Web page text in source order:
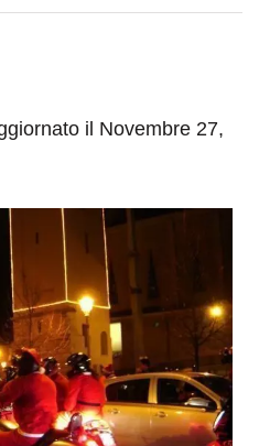
il Novembre 27,